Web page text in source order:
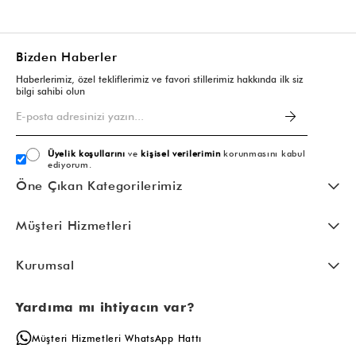
Bizden Haberler
Haberlerimiz, özel tekliflerimiz ve favori stillerimiz hakkında ilk siz
bilgi sahibi olun
Üyelik koşullarını vekişisel verileriminkorunmasını kabul
ediyorum.
Öne Çıkan Kategorilerimiz
Müşteri Hizmetleri
Kurumsal
Yardıma mı ihtiyacın var?
Müşteri Hizmetleri WhatsApp Hattı